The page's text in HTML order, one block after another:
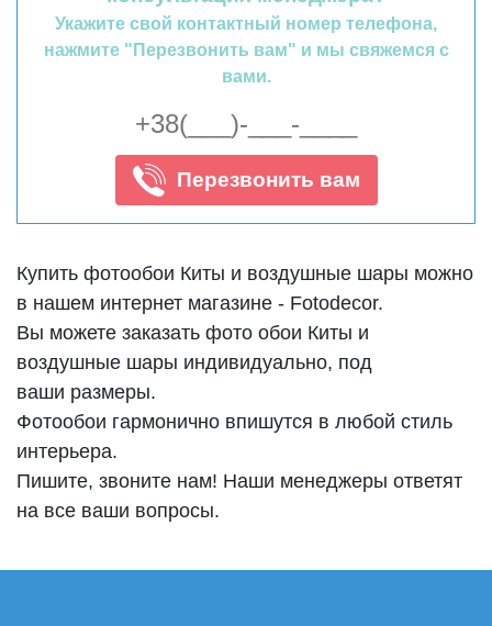
Укажите свой контактный номер телефона,
нажмите "Перезвонить вам" и мы свяжемся с
вами.
Перезвонить вам
Купить фотообои Киты и воздушные шары можно
в нашем интернет магазине - Fotodecor.
Вы можете заказать фото обои Киты и
воздушные шары индивидуально, под
ваши размеры.
Фотообои гармонично впишутся в любой стиль
интерьера.
Пишите, звоните нам! Наши менеджеры ответят
на все ваши вопросы.